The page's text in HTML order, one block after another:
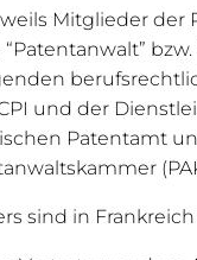
Mitglieder der
und der
Patentamt
sind in